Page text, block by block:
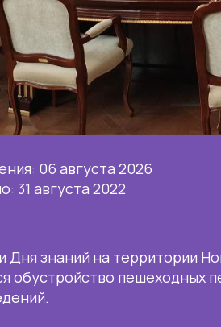
06 августа 2026
31 августа 2022
Дня знаний на территории
обустройство пешеходных